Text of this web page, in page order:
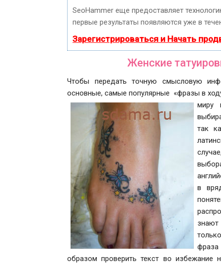
SeoHammer еще предоставляет
первые результаты появляются уже в
Зарегистрироваться и Начать
Женские
Чтобы передать точную смысловую
основные, самые популярные «фразы в
миру
так
в
знают
образом проверить текст во избежание